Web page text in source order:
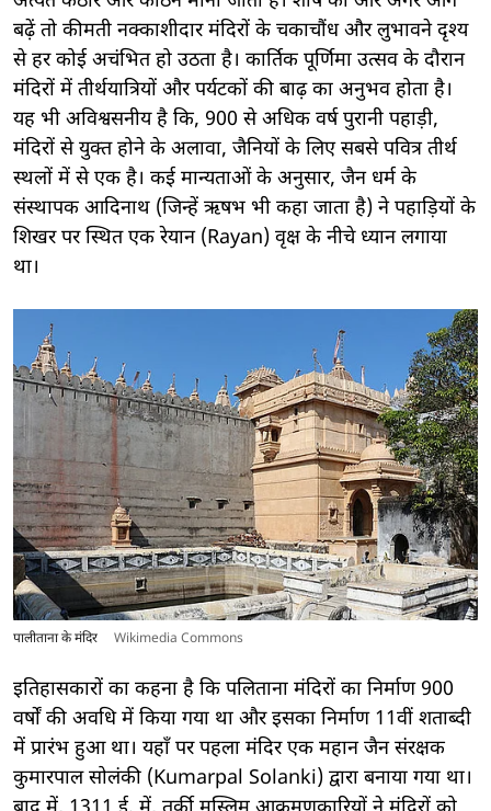
बढ़ें तो कीमती नक्काशीदार मंदिरों के चकाचौंध और लुभावने दृश्य
से हर कोई अचंभित हो उठता है। कार्तिक पूर्णिमा उत्सव के दौरान
मंदिरों में तीर्थयात्रियों और पर्यटकों की बाढ़ का अनुभव होता है।
यह भी अविश्वसनीय है कि, 900 से अधिक वर्ष पुरानी पहाड़ी,
मंदिरों से युक्त होने के अलावा, जैनियों के लिए सबसे पवित्र तीर्थ
स्थलों में से एक है। कई मान्यताओं के अनुसार, जैन धर्म के
संस्थापक आदिनाथ (जिन्हें ऋषभ भी कहा जाता है) ने पहाड़ियों के
शिखर पर स्थित एक रेयान (Rayan) वृक्ष के नीचे ध्यान लगाया
था।
पालीताना के मंदिर Wikimedia Commons
इतिहासकारों का कहना है कि पलिताना मंदिरों का निर्माण 900
वर्षों की अवधि में किया गया था और इसका निर्माण 11वीं शताब्दी
में प्रारंभ हुआ था। यहाँ पर पहला मंदिर एक महान जैन संरक्षक
कुमारपाल सोलंकी (Kumarpal Solanki) द्वारा बनाया गया था।